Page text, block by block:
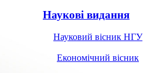
Наукові видання
Науковий вісник НГУ
Економічний вісник